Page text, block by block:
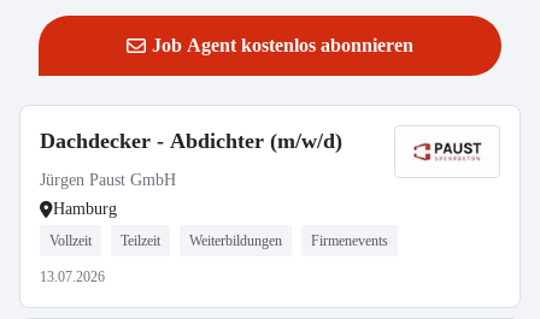
Job Agent kostenlos abonnieren
Dachdecker - Abdichter (m/w/d)
Jürgen Paust GmbH
Hamburg
Vollzeit Teilzeit Weiterbildungen Firmenevents
13.07.2026